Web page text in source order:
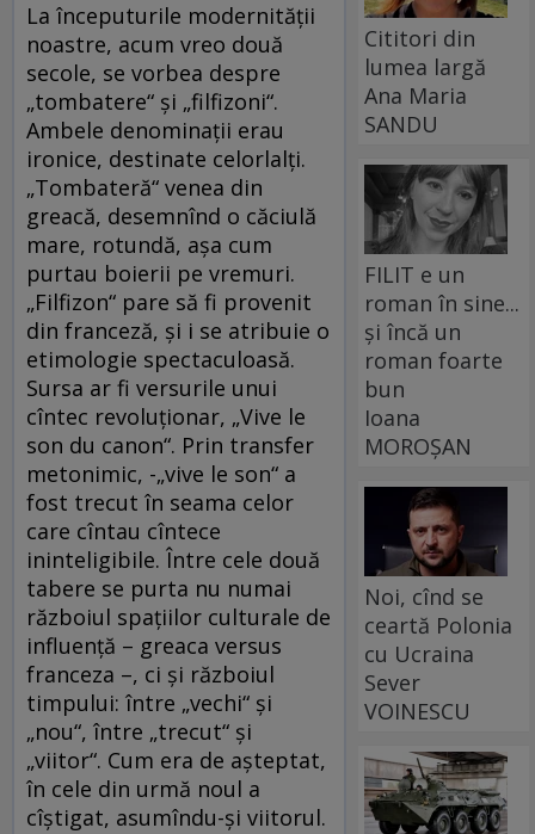
La începuturile modernității
noastre, acum vreo două
secole, se vorbea despre
„tombatere“ și „filfizoni“.
Ambele denominații erau
ironice, destinate celorlalți.
„Tombateră“ venea din
greacă, desemnînd o căciulă
mare, rotundă, așa cum
purtau boierii pe vremuri.
„Filfizon“ pare să fi provenit
din franceză, și i se atribuie o
etimologie spectaculoasă.
Sursa ar fi versurile unui
cîntec revoluționar, „Vive le
son du canon“. Prin transfer
metonimic, -„vive le son“ a
fost trecut în seama celor
care cîntau cîntece
ininteligibile. Între cele două
tabere se purta nu numai
războiul spațiilor culturale de
influență – greaca versus
franceza –, ci și războiul
timpului: între „vechi“ și
„nou“, între „trecut“ și
„viitor“. Cum era de așteptat,
în cele din urmă noul a
cîștigat, asumîndu-și viitorul.
Cititori din
lumea largă
Ana Maria
SANDU
FILIT e un
roman în sine...
și încă un
roman foarte
bun
Ioana
MOROȘAN
Noi, cînd se
ceartă Polonia
cu Ucraina
Sever
VOINESCU